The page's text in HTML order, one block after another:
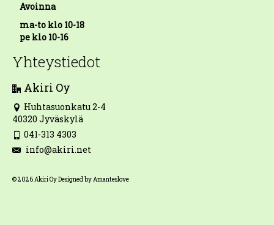
Avoinna
ma-to klo 10-18
pe klo 10-16
Yhteystiedot
Akiri Oy
Huhtasuonkatu 2-4
40320 Jyväskylä
041-313 4303
info@akiri.net
© 2026 Akiri Oy Designed by Amanteslove